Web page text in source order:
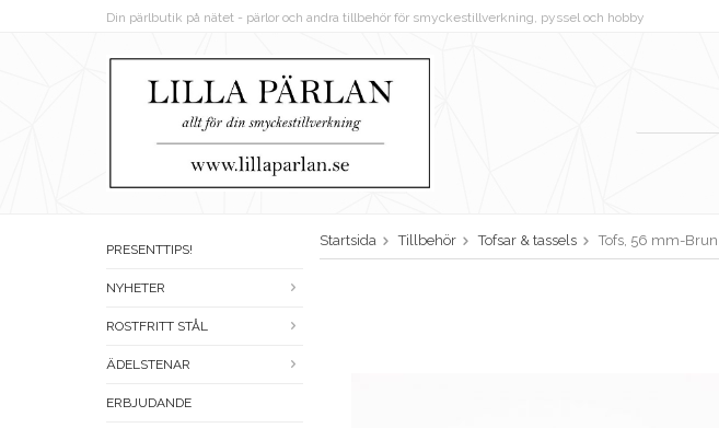
Din pärlbutik på nätet - pärlor och andra tillbehör för smyckestillverkning, pyssel och hobby
PRESENTTIPS!
NYHETER
ROSTFRITT STÅL
ÄDELSTENAR
ERBJUDANDE
Startsida Tillbehör Tofsar & tassels Tofs, 56 mm-Brun